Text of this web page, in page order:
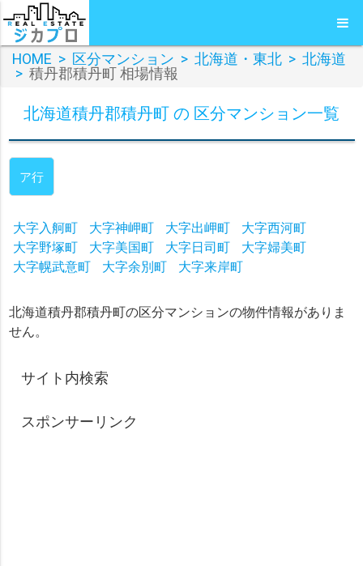
HOME > 区分マンション > 北海道・東北 > 北海道
> 積丹郡積丹町 相場情報
北海道積丹郡積丹町 の 区分マンション一覧
ア行
大字入舸町 大字神岬町 大字出岬町
大字西河町
大字野塚町
大字美国町 大字日司町
大字婦美町
大字幌武意町
大字余別町 大字来岸町
北海道積丹郡積丹町の区分マンションの物件情報がありま
せん。
サイト内検索
スポンサーリンク